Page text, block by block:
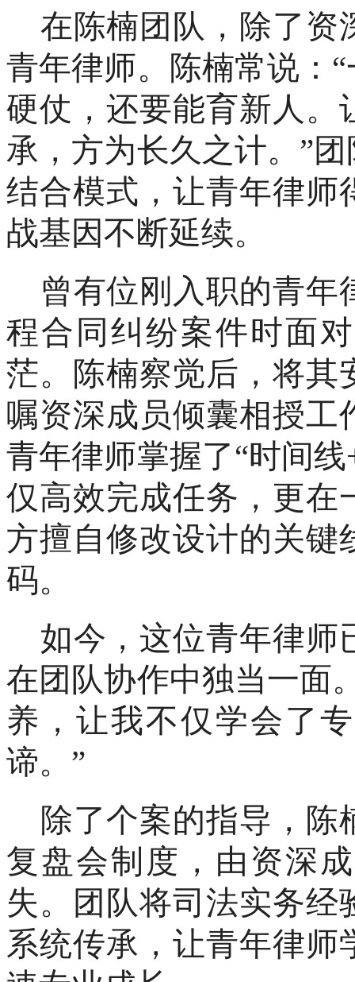
在陈楠团队，除了资
青年律师。陈楠常说：
硬仗，还要能育新人。
承，方为长久之计。”
结合模式，让青年律师
战基因不断延续。
曾有位刚入职的青年
程合同纠纷案件时面
茫。陈楠察觉后，将其
嘱资深成员倾囊相授工
青年律师掌握了“时间
仅高效完成任务，更在
方擅自修改设计的关键
码。
如今，这位青年律师
在团队协作中独当一面
养，让我不仅学会了
谛。”
除了个案的指导，陈
复盘会制度，由资深
失。团队将司法实务经
系统传承，让青年律